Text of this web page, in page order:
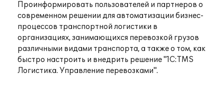
Проинформировать пользователей и партнеров о
современном решении для автоматизации бизнес-
процессов транспортной логистики в
организациях, занимающихся перевозкой грузов
различными видами транспорта, а также о том, как
быстро настроить и внедрить решение "1С:TMS
Логистика. Управление перевозками".